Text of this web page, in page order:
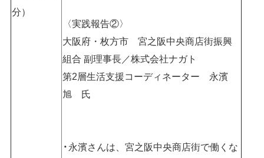
分）
〈実践報告②〉
大阪府・枚方市 宮之阪中央商店街振興
組合 副理事長／株式会社ナガト
第2層生活支援コーディネーター 永濱
旭 氏
永濱さんは、宮之阪中央商店街で働くな